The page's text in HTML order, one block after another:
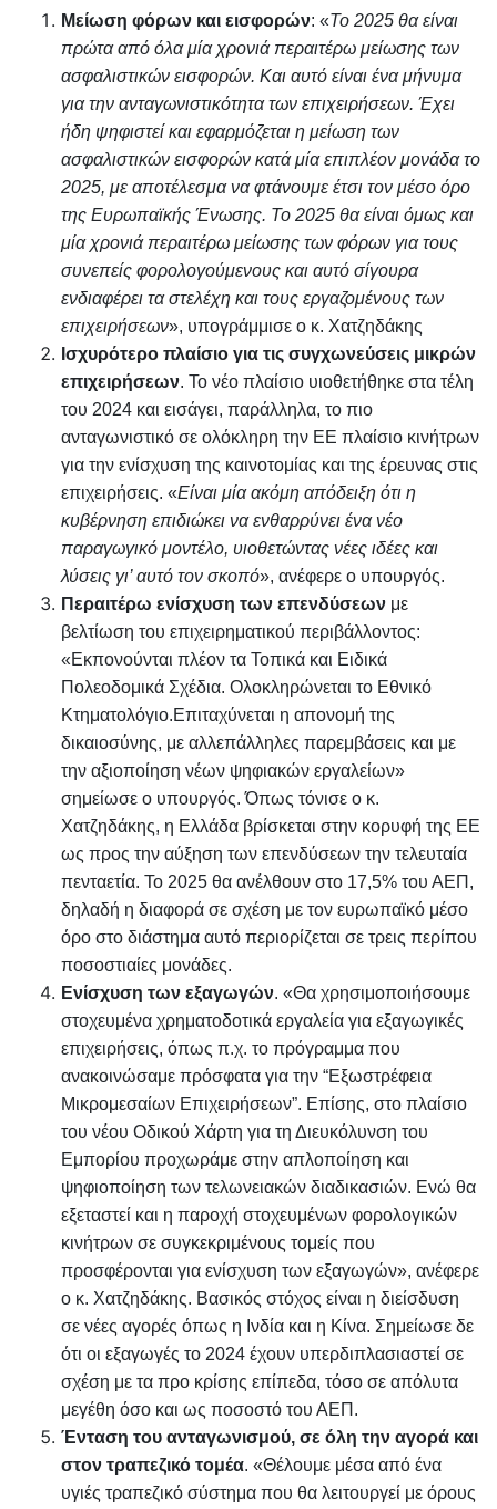
Μείωση φόρων και εισφορών: «Το 2025 θα είναι
πρώτα από όλα μία χρονιά περαιτέρω μείωσης των
ασφαλιστικών εισφορών. Και αυτό είναι ένα μήνυμα
για την ανταγωνιστικότητα των επιχειρήσεων. Έχει
ήδη ψηφιστεί και εφαρμόζεται η μείωση των
ασφαλιστικών εισφορών κατά μία επιπλέον μονάδα το
2025, με αποτέλεσμα να φτάνουμε έτσι τον μέσο όρο
της Ευρωπαϊκής Ένωσης. Το 2025 θα είναι όμως και
μία χρονιά περαιτέρω μείωσης των φόρων για τους
συνεπείς φορολογούμενους και αυτό σίγουρα
ενδιαφέρει τα στελέχη και τους εργαζομένους των
επιχειρήσεων», υπογράμμισε ο κ. Χατζηδάκης
Ισχυρότερο πλαίσιο για τις συγχωνεύσεις μικρών
επιχειρήσεων. Το νέο πλαίσιο υιοθετήθηκε στα τέλη
του 2024 και εισάγει, παράλληλα, το πιο
ανταγωνιστικό σε ολόκληρη την ΕΕ πλαίσιο κινήτρων
για την ενίσχυση της καινοτομίας και της έρευνας στις
επιχειρήσεις. «Είναι μία ακόμη απόδειξη ότι η
κυβέρνηση επιδιώκει να ενθαρρύνει ένα νέο
παραγωγικό μοντέλο, υιοθετώντας νέες ιδέες και
λύσεις γι’ αυτό τον σκοπό», ανέφερε ο υπουργός.
Περαιτέρω ενίσχυση των επενδύσεων με
βελτίωση του επιχειρηματικού περιβάλλοντος:
«Εκπονούνται πλέον τα Τοπικά και Ειδικά
Πολεοδομικά Σχέδια. Ολοκληρώνεται το Εθνικό
Κτηματολόγιο.Επιταχύνεται η απονομή της
δικαιοσύνης, με αλλεπάλληλες παρεμβάσεις και με
την αξιοποίηση νέων ψηφιακών εργαλείων»
σημείωσε ο υπουργός. Όπως τόνισε ο κ.
Χατζηδάκης, η Ελλάδα βρίσκεται στην κορυφή της ΕΕ
ως προς την αύξηση των επενδύσεων την τελευταία
πενταετία. Το 2025 θα ανέλθουν στο 17,5% του ΑΕΠ,
δηλαδή η διαφορά σε σχέση με τον ευρωπαϊκό μέσο
όρο στο διάστημα αυτό περιορίζεται σε τρεις περίπου
ποσοστιαίες μονάδες.
Ενίσχυση των εξαγωγών. «Θα χρησιμοποιήσουμε
στοχευμένα χρηματοδοτικά εργαλεία για εξαγωγικές
επιχειρήσεις, όπως π.χ. το πρόγραμμα που
ανακοινώσαμε πρόσφατα για την “Εξωστρέφεια
Μικρομεσαίων Επιχειρήσεων”. Επίσης, στο πλαίσιο
του νέου Οδικού Χάρτη για τη Διευκόλυνση του
Εμπορίου προχωράμε στην απλοποίηση και
ψηφιοποίηση των τελωνειακών διαδικασιών. Ενώ θα
εξεταστεί και η παροχή στοχευμένων φορολογικών
κινήτρων σε συγκεκριμένους τομείς που
προσφέρονται για ενίσχυση των εξαγωγών», ανέφερε
ο κ. Χατζηδάκης. Βασικός στόχος είναι η διείσδυση
σε νέες αγορές όπως η Ινδία και η Κίνα. Σημείωσε δε
ότι οι εξαγωγές το 2024 έχουν υπερδιπλασιαστεί σε
σχέση με τα προ κρίσης επίπεδα, τόσο σε απόλυτα
μεγέθη όσο και ως ποσοστό του ΑΕΠ.
Ένταση του ανταγωνισμού, σε όλη την αγορά και
στον τραπεζικό τομέα. «Θέλουμε μέσα από ένα
υγιές τραπεζικό σύστημα που θα λειτουργεί με όρους